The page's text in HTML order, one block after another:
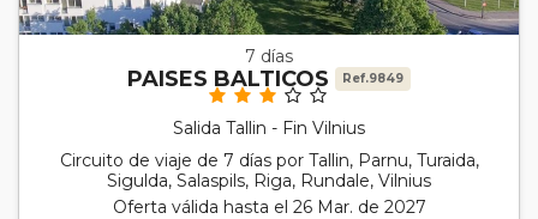
7 días
PAISES BALTICOS Ref.9849
Salida Tallin - Fin Vilnius
Circuito de viaje de 7 días por Tallin, Parnu, Turaida,
Sigulda, Salaspils, Riga, Rundale, Vilnius
Oferta válida hasta el 26 Mar. de 2027